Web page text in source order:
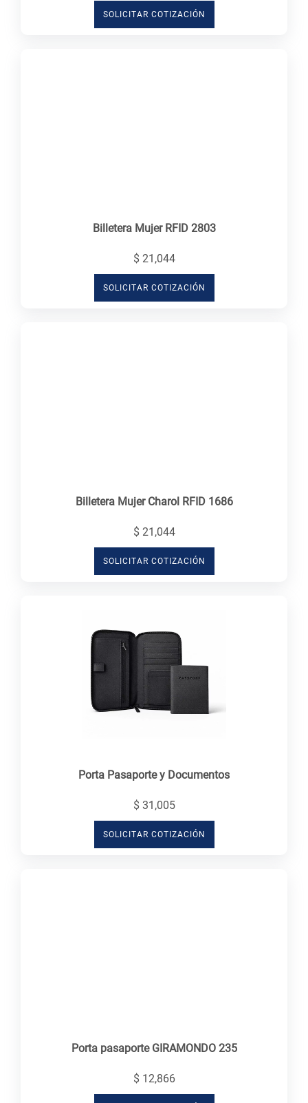
SOLICITAR COTIZACIÓN
Billetera Mujer RFID 2803
$ 21,044
SOLICITAR COTIZACIÓN
Billetera Mujer Charol RFID 1686
$ 21,044
SOLICITAR COTIZACIÓN
Porta Pasaporte y Documentos
$ 31,005
SOLICITAR COTIZACIÓN
Porta pasaporte GIRAMONDO 235
$ 12,866